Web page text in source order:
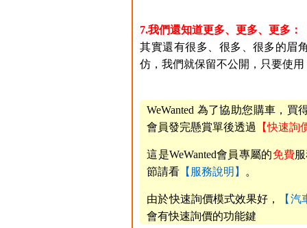
7.我們還知道更多、更多、更多：
其實還有很多、很多、很多的眉
仿，我們就保留不公開，只要使用
WeWanted 為了協助您購車，
會員發完懸賞單後透過
【快速詢
這是WeWanted會員專屬的免費
節請看 【服務說明】 。
由於快速詢價模式效果好，
【
會有快速詢價的功能鍵